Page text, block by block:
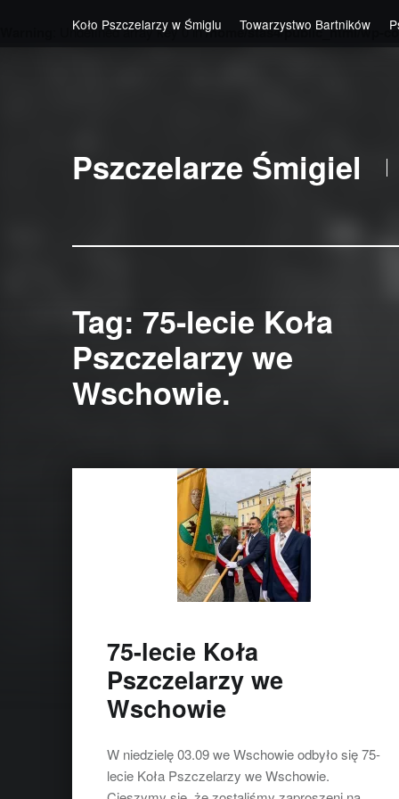
: Undefined array key 0 in/home/stas4/public_html/wp-
Koło Pszczelarzy w Śmiglu
Towarzystwo Bartników
Pszczelarze Śmigiel
Tag: 75-lecie Koła
Pszczelarzy we
Wschowie.
75-lecie Koła
Pszczelarzy we
Wschowie
W niedzielę 03.09 we Wschowie odbyło się 75-
lecie Koła Pszczelarzy we Wschowie.